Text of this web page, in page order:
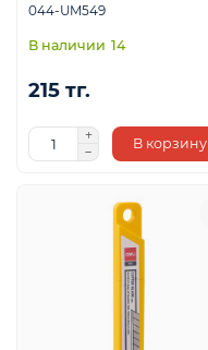
044-UM549
14
215 тг.
В корзину